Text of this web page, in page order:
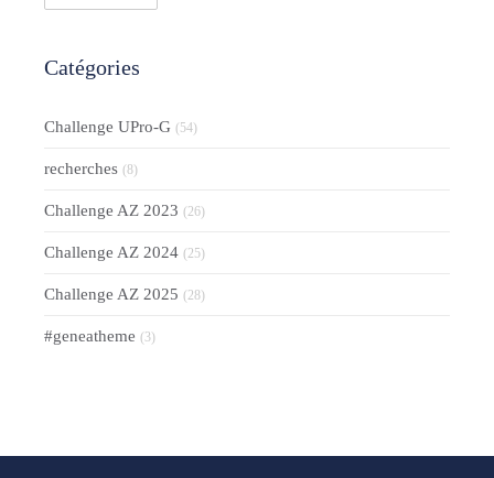
Catégories
Challenge UPro-G (54)
recherches (8)
Challenge AZ 2023 (26)
Challenge AZ 2024 (25)
Challenge AZ 2025 (28)
#geneatheme (3)